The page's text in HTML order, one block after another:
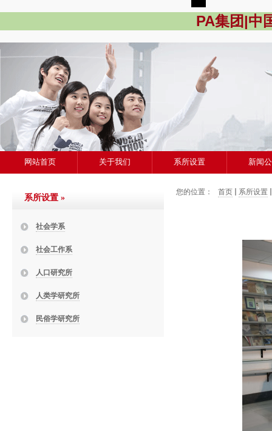
PA集团|中
网站首页 关于我们 系所设置 新闻
系所设置 »
社会学系
社会工作系
人口研究所
人类学研究所
民俗学研究所
您的位置： 首页 系所设置